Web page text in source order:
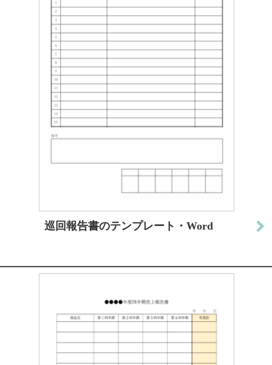
巡回報告書のテンプレート・Word